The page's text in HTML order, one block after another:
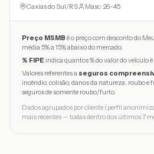
Caxias do Sul/RS Masc · 26-45
Preço MSMB é o preço com desconto do
média 5% a 15% abaixo do mercado.
% FIPE indica quantos % do valor do veículo é
Valores referentes a seguros
incêndio, colisão, danos da natureza, roubo e
seguros de somente roubo/furto.
Dados agrupados por cliente (perfil
mais recentes — todas dentro dos últimos 7